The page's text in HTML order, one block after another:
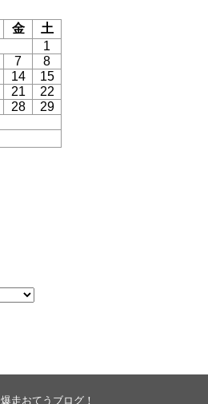
金 土
1
7
8
14
15
21
22
28
29
爆走おてうブログ！